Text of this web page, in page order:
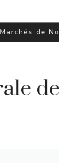
Marchés de